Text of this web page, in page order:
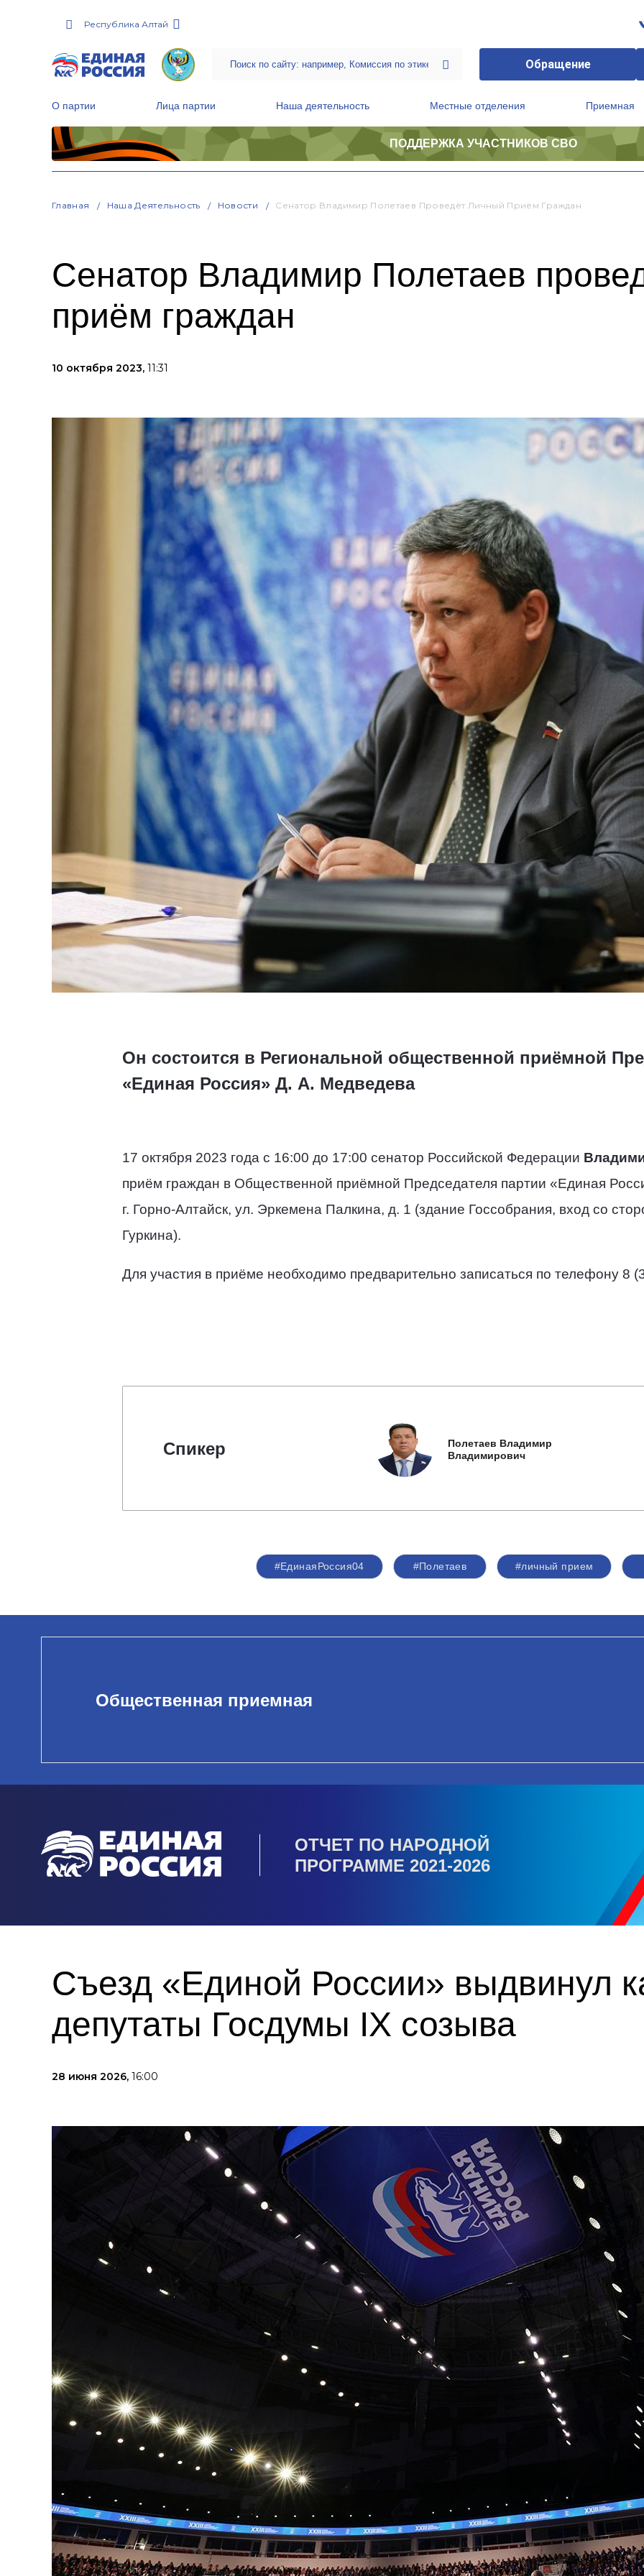
Республика Алтай
Обращение
О партии Лица партии Наша деятельность Местные отделения Приемная
ПОДДЕРЖКА УЧАСТНИКОВ СВО
Главная Наша Деятельность Новости Сенатор Владимир Полетаев Проведёт Личный Приём Граждан
Сенатор Владимир Полетаев
приём граждан
10 октября 2023, 11:31
Он состоится в Региональной общественной приёмной
«Единая Россия» Д. А. Медведева
17 октября 2023 года с 16:00 до 17:00 сенатор Российской Федерации
приём граждан в Общественной приёмной Председателя партии «Единая
г. Горно-Алтайск, ул. Эркемена Палкина, д. 1 (здание Госсобрания, вход со
Гуркина).
Для участия в приёме необходимо предварительно записаться по телефону 8
Спикер
Полетаев Владимир
Владимирович
#ЕдинаяРоссия04 #Полетаев #личный прием
Общественная приемная
ОТЧЕТ ПО НАРОДНОЙ
ПРОГРАММЕ 2021-2026
Съезд «Единой России» выдвинул
депутаты Госдумы IX созыва
28 июня 2026, 16:00